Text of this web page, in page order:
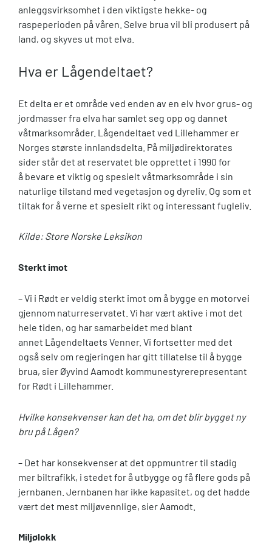
anleggsvirksomhet i den viktigste hekke- og
raspeperioden på våren. Selve brua vil bli produsert på
land, og skyves ut mot elva.
Hva er Lågendeltaet?
Et delta er et område ved enden av en elv hvor grus- og
jordmasser fra elva har samlet seg opp og dannet
våtmarksområder. Lågendeltaet ved Lillehammer er
Norges største innlandsdelta. På miljødirektorates
sider står det at reservatet ble opprettet i 1990 for
å bevare et viktig og spesielt våtmarksområde i sin
naturlige tilstand med vegetasjon og dyreliv. Og som et
tiltak for å verne et spesielt rikt og interessant fugleliv.
Kilde: Store Norske Leksikon
Sterkt imot
– Vi i Rødt er veldig sterkt imot om å bygge en motorvei
gjennom naturreservatet. Vi har vært aktive i mot det
hele tiden, og har samarbeidet med blant
annet Lågendeltaets Venner. Vi fortsetter med det
også selv om regjeringen har gitt tillatelse til å bygge
brua, sier Øyvind Aamodt kommunestyrerepresentant
for Rødt i Lillehammer.
Hvilke konsekvenser kan det ha, om det blir bygget ny
bru på Lågen?
– Det har konsekvenser at det oppmuntrer til stadig
mer biltrafikk, i stedet for å utbygge og få flere gods på
jernbanen. Jernbanen har ikke kapasitet, og det hadde
vært det mest miljøvennlige, sier Aamodt.
Miljølokk